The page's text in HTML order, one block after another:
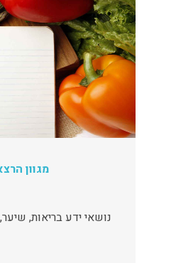
מגוון
נושאי ידע בריאות,